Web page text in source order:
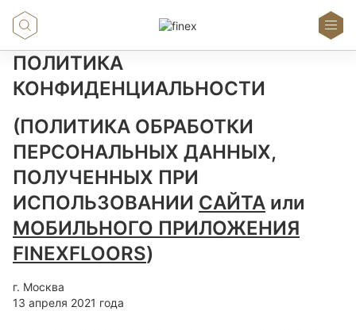
ПОЛИТИКА
КОНФИДЕНЦИАЛЬНОСТИ
(ПОЛИТИКА ОБРАБОТКИ
ПЕРСОНАЛЬНЫХ ДАННЫХ,
ПОЛУЧЕННЫХ ПРИ
ИСПОЛЬЗОВАНИИ САЙТА или
МОБИЛЬНОГО ПРИЛОЖЕНИЯ
FINEXFLOORS)
г. Москва
13 апреля 2021 года